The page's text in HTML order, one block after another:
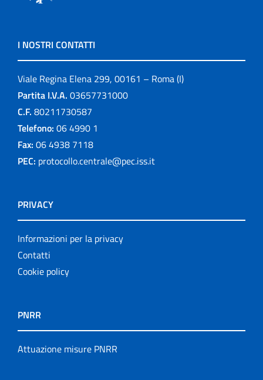
I NOSTRI CONTATTI
Viale Regina Elena 299, 00161 – Roma (I)
Partita I.V.A. 03657731000
C.F. 80211730587
Telefono: 06 4990 1
Fax: 06 4938 7118
PEC: protocollo.centrale@pec.iss.it
PRIVACY
Informazioni per la privacy
Contatti
Cookie policy
PNRR
Attuazione misure PNRR